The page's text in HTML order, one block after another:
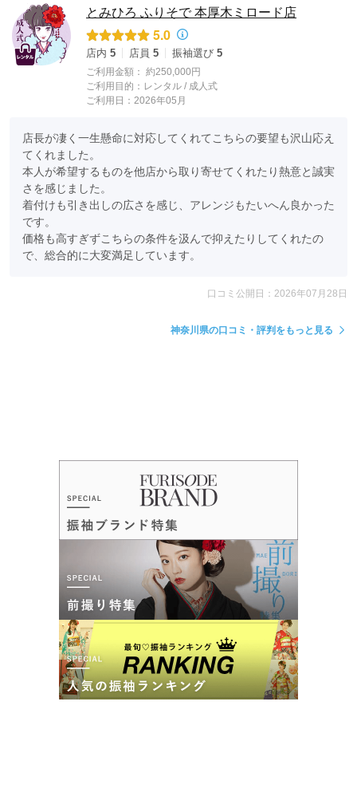
とみひろ ふりそで 本厚木ミロード店
5.0
店内 5 店員 5 振袖選び 5
ご利用金額： 約250,000円
ご利用目的： レンタル / 成人式
ご利用日：2026年05月
店長が凄く一生懸命に対応してくれてこちらの要望も沢山応え
てくれました。
本人が希望するものを他店から取り寄せてくれたり熱意と誠実
さを感じました。
着付けも引き出しの広さを感じ、アレンジもたいへん良かった
です。
価格も高すぎずこちらの条件を汲んで抑えたりしてくれたの
で、総合的に大変満足しています。
口コミ公開日：2026年07月28日
神奈川県の口コミ・評判をもっと見る